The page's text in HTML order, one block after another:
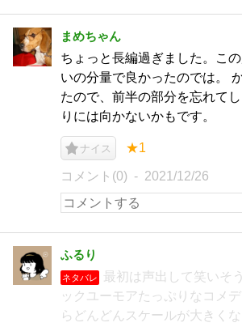
まめちゃん
ちょっと長編過ぎました。こ
いの分量で良かったのでは。
たので、前半の部分を忘れて
りには向かないかもです。
ナイス ★1
コメント(0) 2021/12/26
ふるり
ネタバレ
最初は声出して笑いそ
ックユーモアたっぷりなコメ
らどんどんスケールが大きく